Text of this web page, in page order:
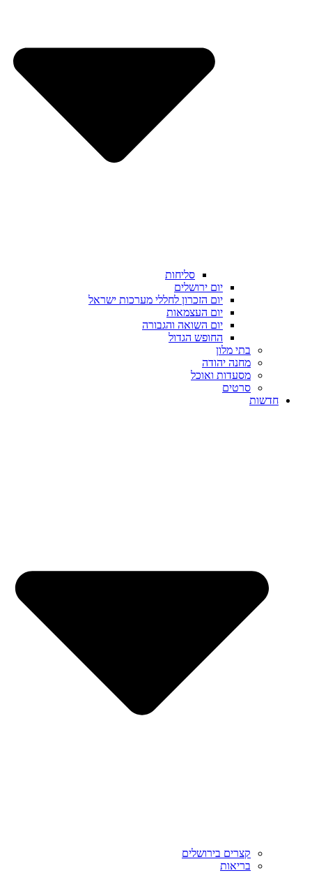
סליחות
יום ירושלים
יום הזכרון לחללי מערכות ישראל
יום העצמאות
יום השואה והגבורה
החופש הגדול
בתי מלון
מחנה יהודה
מסעדות ואוכל
סרטים
חדשות
קצרים בירושלים
בריאות